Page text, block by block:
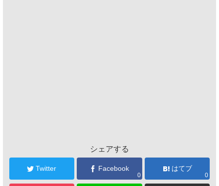
シェアする
Twitter Facebook
0
はてブ
0